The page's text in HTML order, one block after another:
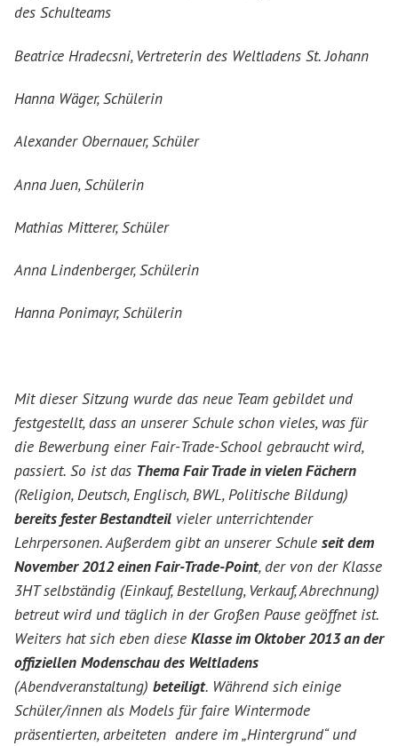
des Schulteams
Beatrice Hradecsni, Vertreterin des Weltladens St. Johann
Hanna Wäger, Schülerin
Alexander Obernauer, Schüler
Anna Juen, Schülerin
Mathias Mitterer, Schüler
Anna Lindenberger, Schülerin
Hanna Ponimayr, Schülerin
Mit dieser Sitzung wurde das neue Team gebildet und
festgestellt, dass an unserer Schule schon vieles, was für
die Bewerbung einer Fair-Trade-School gebraucht wird,
passiert. So ist das Thema Fair Trade in vielen Fächern
(Religion, Deutsch, Englisch, BWL, Politische Bildung)
bereits fester Bestandteil vieler unterrichtender
Lehrpersonen. Außerdem gibt an unserer Schule seit dem
November 2012 einen Fair-Trade-Point, der von der Klasse
3HT selbständig (Einkauf, Bestellung, Verkauf, Abrechnung)
betreut wird und täglich in der Großen Pause geöffnet ist.
Weiters hat sich eben diese Klasse im Oktober 2013 an der
offiziellen Modenschau des Weltladens
(Abendveranstaltung) beteiligt. Während sich einige
Schüler/innen als Models für faire Wintermode
präsentierten, arbeiteten andere im „Hintergrund“ und